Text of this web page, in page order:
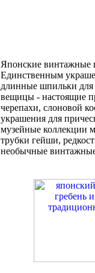
Японские винтажные
Единственным
длинные шпильки для
вещицы - настоящие
черепахи, слоновой
украшения для
музейные коллекции
трубки гейши,
необычные